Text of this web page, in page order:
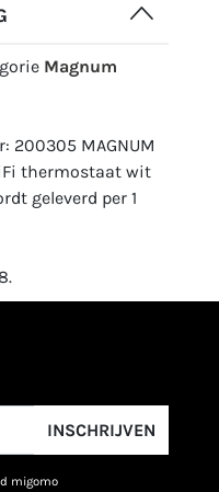
Magnum
200305 MAGNUM
thermostaat wit
geleverd per 1
INSCHRIJVEN
migomo